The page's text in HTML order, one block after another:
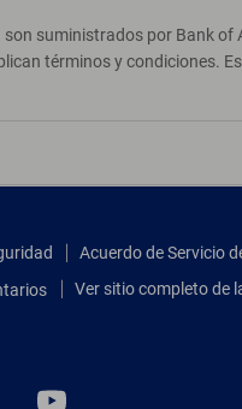
suministrados por Bank of
términos y condiciones.
Acuerdo de Servicio
comentarios Ver sitio completo de